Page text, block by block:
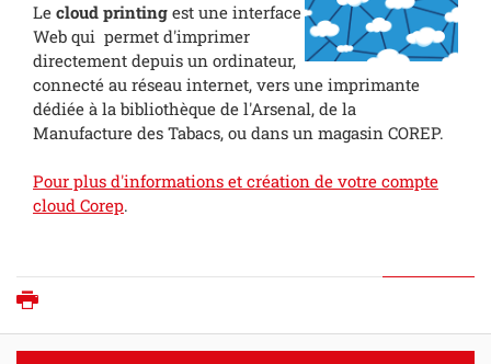
Le cloud printing est une interface
Web qui permet d'imprimer
directement depuis un ordinateur,
connecté au réseau internet, vers une imprimante
dédiée à la bibliothèque de l'Arsenal, de la
Manufacture des Tabacs, ou dans un magasin COREP.
Pour plus d'informations et création de votre compte
cloud Corep.